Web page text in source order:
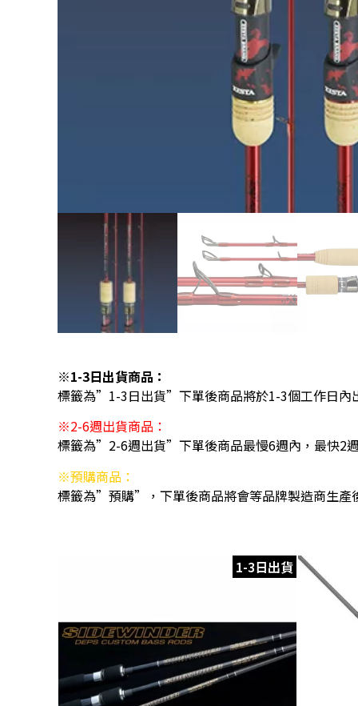
※1-3日出貨商品：
標籤為”1-3日出貨”下單後商品將於1-3個工作日內
※2-6週出貨商品：
標籤為”2-6週出貨”下單後商品最慢6週內，最快2
※預購商品：
標籤為”預購”，下單後商品將會等品牌製造商生產
1-3日出貨